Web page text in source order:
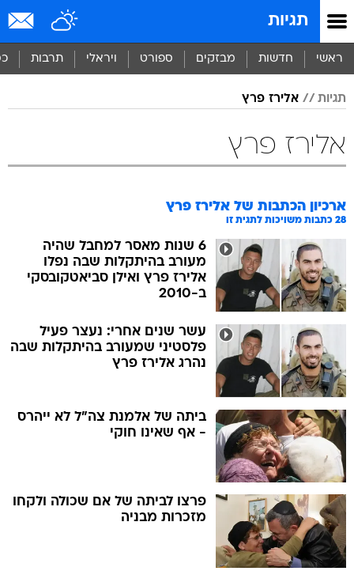
תגיות
ראשי חדשות מבזקים ספורט ויראלי תרבות
תגיות אלירז פרץ
אלירז פרץ
ארכיון הכתבות של אלירז פרץ
28 כתבות משויכות לתגית זו
6 שנות מאסר למחבל שהיה
מעורב בהיתקלות שבה נפלו
אלירז פרץ ואילן סביאטקובסקי
ב-2010
עשר שנים אחרי: נעצר פעיל
פלסטיני שמעורב בהיתקלות שבה
נהרג אלירז פרץ
ביתה של אלמנת צה"ל לא ייהרס
- אף שאינו חוקי
פרצו לביתה של אם שכולה ולקחו
מזכרות מבניה